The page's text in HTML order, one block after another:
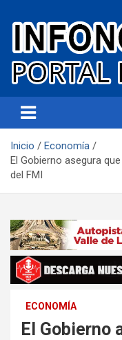
Infonoa
Inicio
Economía
El Gobierno asegura
del FMI
ECONOMÍA
El Gobierno